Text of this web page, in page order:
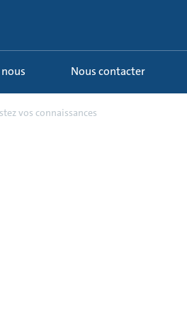
nous Nous contacter
vos connaissances